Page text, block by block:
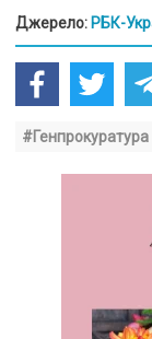
Джерело: РБК-
#Генпрокуратура